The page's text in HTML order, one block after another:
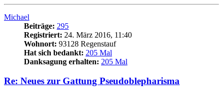
Michael
Beiträge: 295
Registriert: 24. März 2016, 11:40
Wohnort: 93128 Regenstauf
Hat sich bedankt: 205 Mal
Danksagung erhalten: 205 Mal
Re: Neues zur Gattung Pseudoblepharisma